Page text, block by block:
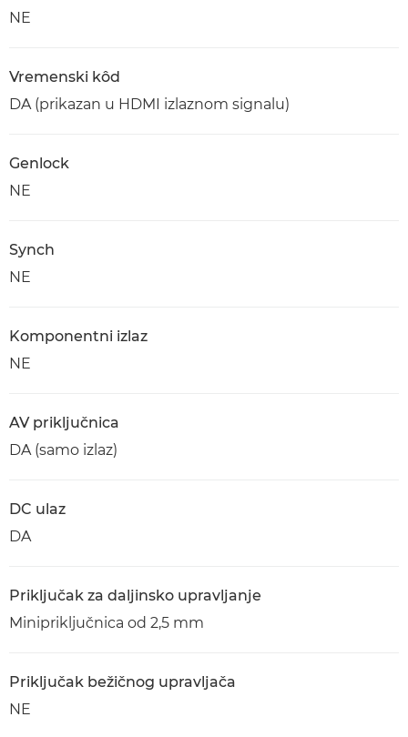
NE
Vremenski kôd
DA (prikazan u HDMI izlaznom signalu)
Genlock
NE
Synch
NE
Komponentni izlaz
NE
AV priključnica
DA (samo izlaz)
DC ulaz
DA
Priključak za daljinsko upravljanje
Minipriključnica od 2,5 mm
Priključak bežičnog upravljača
NE